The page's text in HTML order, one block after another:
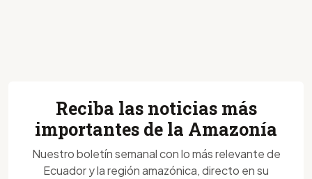
Reciba las noticias más
importantes de la Amazonía
Nuestro boletín semanal con lo más relevante de
Ecuador y la región amazónica, directo en su